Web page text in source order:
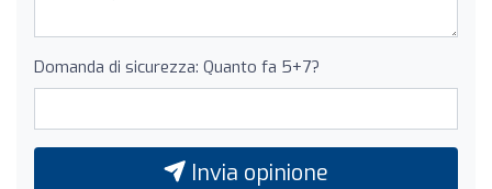
Domanda di sicurezza: Quanto fa 5+7?
Invia opinione